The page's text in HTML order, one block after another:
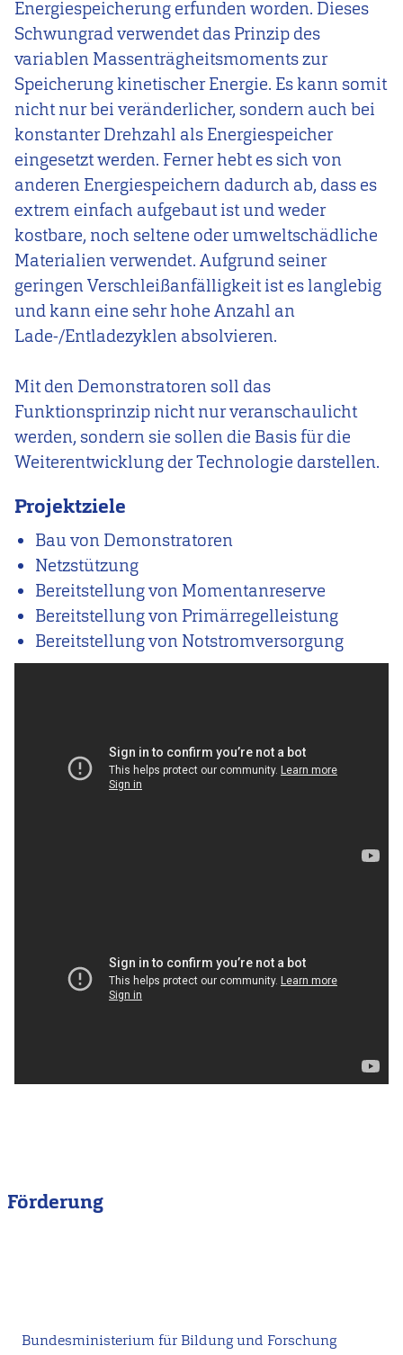
Energiespeicherung erfunden worden. Dieses
Schwungrad verwendet das Prinzip des
variablen Massenträgheitsmoments zur
Speicherung kinetischer Energie. Es kann somit
nicht nur bei veränderlicher, sondern auch bei
konstanter Drehzahl als Energiespeicher
eingesetzt werden. Ferner hebt es sich von
anderen Energiespeichern dadurch ab, dass es
extrem einfach aufgebaut ist und weder
kostbare, noch seltene oder umweltschädliche
Materialien verwendet. Aufgrund seiner
geringen Verschleißanfälligkeit ist es langlebig
und kann eine sehr hohe Anzahl an
Lade-/Entladezyklen absolvieren.
Mit den Demonstratoren soll das
Funktionsprinzip nicht nur veranschaulicht
werden, sondern sie sollen die Basis für die
Weiterentwicklung der Technologie darstellen.
Projektziele
Bau von Demonstratoren
Netzstützung
Bereitstellung von Momentanreserve
Bereitstellung von Primärregelleistung
Bereitstellung von Notstromversorgung
Förderung
Bundesministerium für Bildung und Forschung